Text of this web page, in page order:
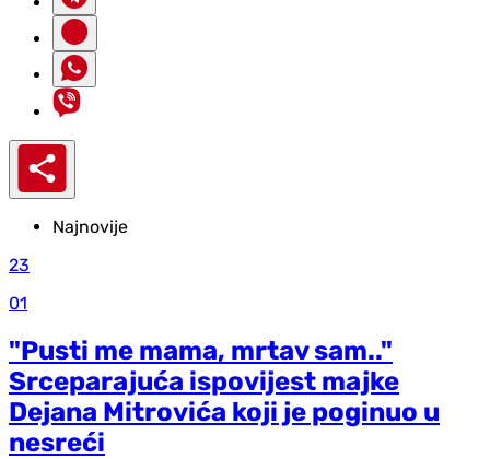
Najnovije
23
01
"Pusti me mama, mrtav sam.."
Srceparajuća ispovijest majke
Dejana Mitrovića koji je poginuo u
nesreći